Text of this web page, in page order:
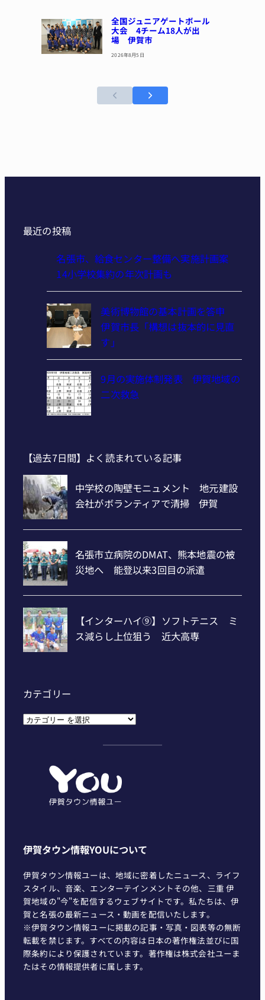
全国ジュニアゲートボール
大会 4チーム18人が出
場 伊賀市
2026年8月5日
最近の投稿
名張市、給食センター整備へ実施計画案
14小学校集約の年次計画も
美術博物館の基本計画を答申
伊賀市長「構想は抜本的に見直
す」
9月の実施体制発表 伊賀地域の
二次救急
【過去7日間】よく読まれている記事
カテゴリー
カ
伊賀タウン情報YOUについて
伊賀タウン情報ユーは、地域に密着したニュース、ライフ
スタイル、音楽、エンターテインメントその他、三重 伊
賀地域の"今"を配信するウェブサイトです。私たちは、伊
賀と名張の最新ニュース・動画を配信いたします。
※伊賀タウン情報ユーに掲載の記事・写真・図表等の無断
転載を禁じます。すべての内容は日本の著作権法並びに国
際条約により保護されています。著作権は株式会社ユーま
たはその情報提供者に属します。